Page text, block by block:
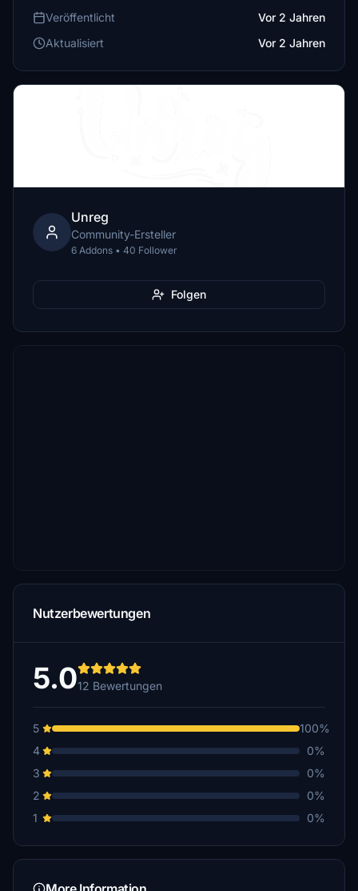
Veröffentlicht
Vor 2 Jahren
Aktualisiert
Vor 2 Jahren
Unreg
Community-Ersteller
6 Addons • 40 Follower
Folgen
Nutzerbewertungen
5.012 Bewertungen
5
100%
4
0%
3
0%
2
0%
1
0%